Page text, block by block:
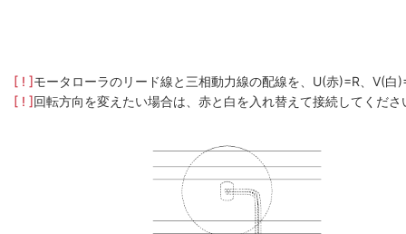
[ ! ]モータローラのリード線と三相動力線の配線を、U(赤)=R、V(
[ ! ]回転方向を変えたい場合は、赤と白を入れ替えて接続してくださ